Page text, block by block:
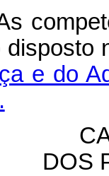
disposto
e do
DOS